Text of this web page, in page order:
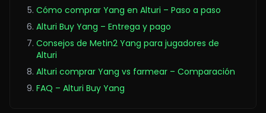
Cómo comprar Yang en Alturi – Paso a paso
Alturi Buy Yang – Entrega y pago
Consejos de Metin2 Yang para jugadores de
Alturi
Alturi comprar Yang vs farmear – Comparación
FAQ – Alturi Buy Yang